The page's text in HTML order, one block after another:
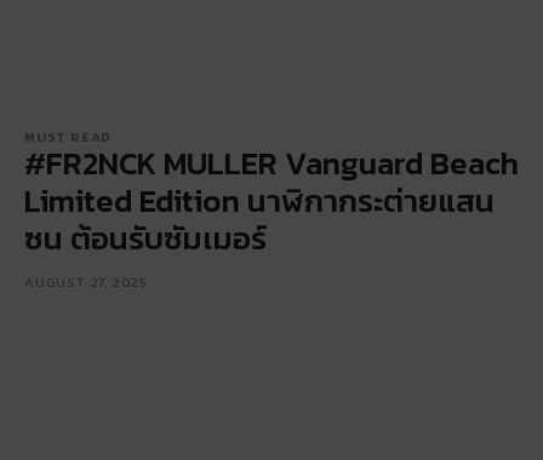
MUST READ
#FR2NCK MULLER Vanguard Beach
Limited Edition นาฬิกากระต่ายแสน
ซน ต้อนรับซัมเมอร์
AUGUST 27, 2025